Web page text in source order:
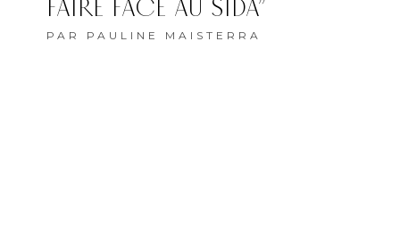
FAIRE FACE AU SIDA”
PAR PAULINE MAISTERRA